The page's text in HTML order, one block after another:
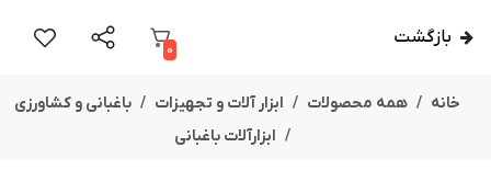
بازگشت
0
خانه همه محصولات ابزار آلات و تجهیزات
باغبانی و کشاورزی
ابزارآلات باغبانی